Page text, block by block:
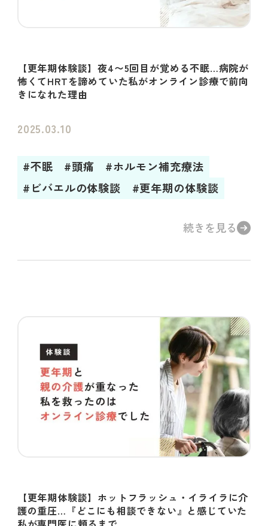
【更年期体験談】夜4〜5回目が覚める不眠…病院が
怖くてHRTを諦めていた私がオンライン診療で前向
きになれた理由
2025.03.10
#不眠 #頭痛
#ホルモン補充療法
#ビバエルの体験談
#更年期の体験談
続きを見る
【更年期体験談】ホットフラッシュ・イライラに介
護の重圧…『どこにも相談できない』と感じていた